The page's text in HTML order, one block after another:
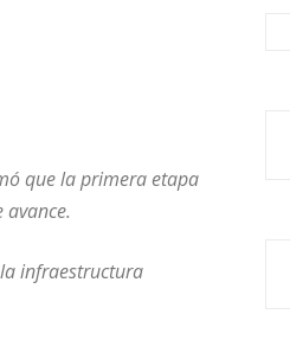
que la primera etapa
infraestructura